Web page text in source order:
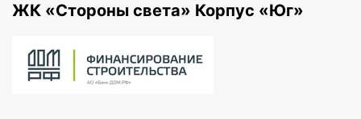
ЖК «Стороны света» Корпус «Юг»